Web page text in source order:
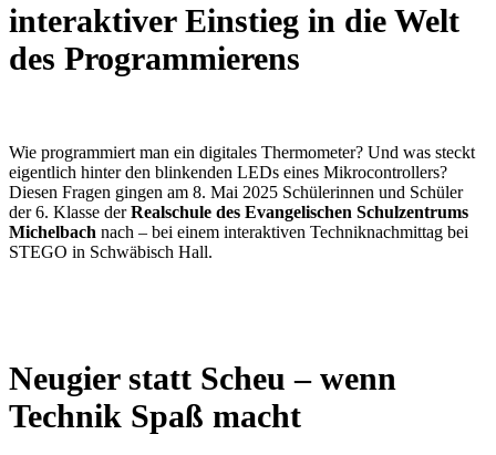
interaktiver Einstieg in die Welt
des Programmierens
Wie programmiert man ein digitales Thermometer? Und was steckt
eigentlich hinter den blinkenden LEDs eines Mikrocontrollers?
Diesen Fragen gingen am 8. Mai 2025 Schülerinnen und Schüler
der 6. Klasse derRealschule des Evangelischen Schulzentrums
Michelbach nach – bei einem interaktiven Techniknachmittag bei
STEGO in Schwäbisch Hall.
Neugier statt Scheu – wenn
Technik Spaß macht